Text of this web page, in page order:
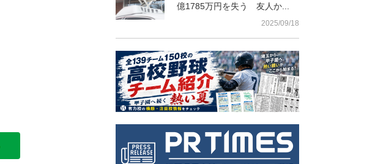
億1785万円を失う 友人か...
2025/09/18